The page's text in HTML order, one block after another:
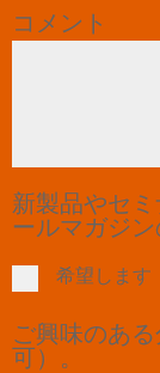
コメント
新製品やセ
ールマガジ
希望します
ご興味のあ
可）。